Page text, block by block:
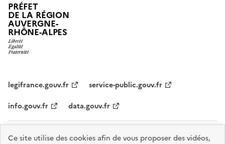
Ce site utilise des cookies afin de vous proposer des vidéos,
PRÉFET
DE LA RÉGION
AUVERGNE-
RHÔNE-ALPES
legifrance.gouv.fr
service-public.gouv.fr
info.gouv.fr
data.gouv.fr
Plan du site Données personnelles et cookies Accessibilité :